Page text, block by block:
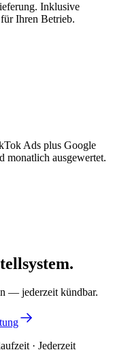
Inklusive
Ihren Betrieb.
Ads plus Google
monatlich ausgewertet.
— jederzeit kündbar.
· Jederzeit